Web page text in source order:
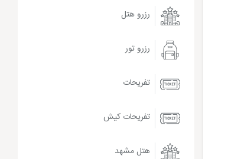
رزرو هتل
رزرو تور
تفریحات
تفریحات کیش
هتل مشهد